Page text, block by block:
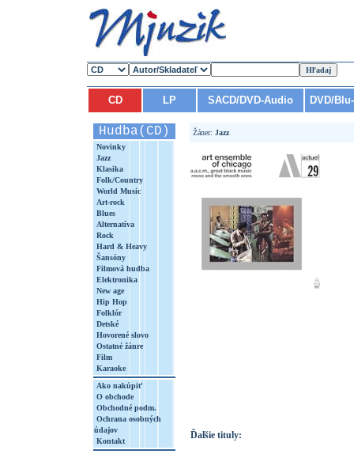
CD LP SACD/DVD-Audio DVD/
Hudba(CD)
Novinky
Jazz
Klasika
Folk/Country
World Music
Art-rock
Blues
Alternatíva
Rock
Hard & Heavy
Šansóny
Filmová hudba
Elektronika
New age
Hip Hop
Folklór
Detské
Hovorené slovo
Ostatné žánre
Film
Karaoke
Ako nakúpiť
O obchode
Obchodné podm.
Ochrana osobných
údajov
Kontakt
Žáner: Jazz
Ďalšie tituly: